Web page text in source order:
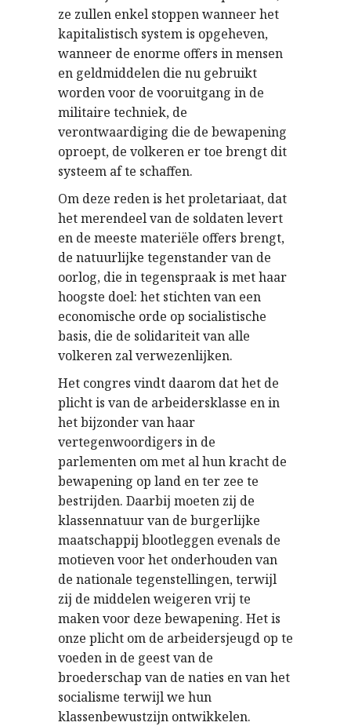
ze zullen enkel stoppen wanneer het
kapitalistisch system is opgeheven,
wanneer de enorme offers in mensen
en geldmiddelen die nu gebruikt
worden voor de vooruitgang in de
militaire techniek, de
verontwaardiging die de bewapening
oproept, de volkeren er toe brengt dit
systeem af te schaffen.
Om deze reden is het proletariaat, dat
het merendeel van de soldaten levert
en de meeste materiële offers brengt,
de natuurlijke tegenstander van de
oorlog, die in tegenspraak is met haar
hoogste doel: het stichten van een
economische orde op socialistische
basis, die de solidariteit van alle
volkeren zal verwezenlijken.
Het congres vindt daarom dat het de
plicht is van de arbeidersklasse en in
het bijzonder van haar
vertegenwoordigers in de
parlementen om met al hun kracht de
bewapening op land en ter zee te
bestrijden. Daarbij moeten zij de
klassennatuur van de burgerlijke
maatschappij blootleggen evenals de
motieven voor het onderhouden van
de nationale tegenstellingen, terwijl
zij de middelen weigeren vrij te
maken voor deze bewapening. Het is
onze plicht om de arbeidersjeugd op te
voeden in de geest van de
broederschap van de naties en van het
socialisme terwijl we hun
klassenbewustzijn ontwikkelen.